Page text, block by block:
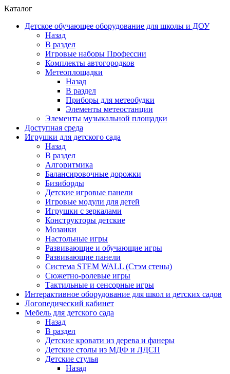
Каталог
Детское обучающее оборудование для школы и ДОУ
Назад
В раздел
Игровые наборы Профессии
Комплекты автогородков
Метеоплощадки
Назад
В раздел
Приборы для метеобудки
Элементы метеостанции
Элементы музыкальной площадки
Доступная среда
Игрушки для детского сада
Назад
В раздел
Алгоритмика
Балансировочные дорожки
Бизиборды
Детские игровые панели
Игровые модули для детей
Игрушки с зеркалами
Конструкторы детские
Мозаики
Настольные игры
Развивающие и обучающие игры
Развивающие панели
Система STEM WALL (Cтэм стены)
Сюжетно-ролевые игры
Тактильные и сенсорные игры
Интерактивное оборудование для школ и детских садов
Логопедический кабинет
Мебель для детского сада
Назад
В раздел
Детские кровати из дерева и фанеры
Детские столы из МДФ и ЛДСП
Детские стулья
Назад